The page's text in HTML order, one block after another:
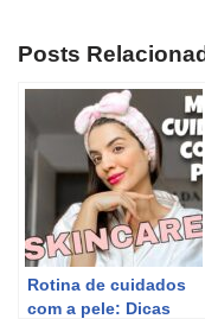
Posts
Rotina de cuidados
com a pele: Dicas